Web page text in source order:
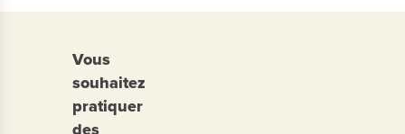
Vous
souhaitez
pratiquer